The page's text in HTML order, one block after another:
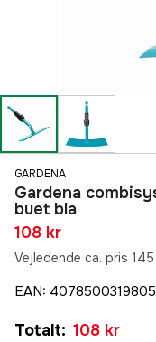
GARDENA
Gardena
buet bla
108 kr
Vejledende ca. pris
EAN: 4078500319805
Totalt: 108 kr